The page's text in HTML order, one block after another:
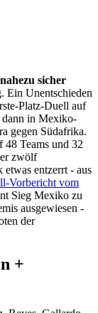
nahezu sicher
Ein Unentschieden
Platz-Duell auf
dann in Mexiko-
gegen Südafrika.
Teams und 32
zwölf
entzerrt - aus
Vorbericht vom
Sieg Mexiko zu
ausgewiesen -
der
+